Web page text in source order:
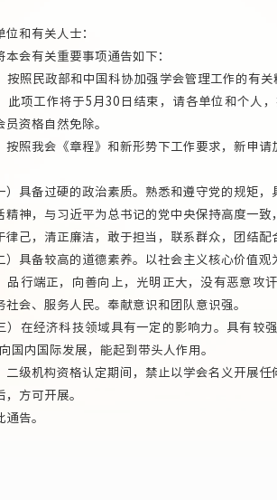
位和有关人士：
有关重要事项通告如下：
民政部和中国科协加强学会管理工作的有关
此项工作将于5月30日结束，请各单位和个人
员资格自然免除。
我会《章程》和新形势下工作要求，新申请
备过硬的政治素质。熟悉和遵守党的规矩，
精神，与习近平为总书记的党中央保持高度一
律己，清正廉洁，敢于担当，联系群众，团结配
备较高的道德素养。以社会主义核心价值观
品行端正，向善向上，光明正大，没有恶意攻
社会、服务人民。奉献意识和团队意识强。
经济科技领域具有一定的影响力。具有较强
国内国际发展，能起到带头人作用。
机构资格认定期间，禁止以学会名义开展任
，方可开展。
告。